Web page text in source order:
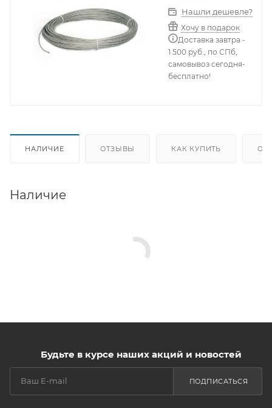
Нашли дешевле?
Хочу в подарок
Доставка завтра -
1 500 руб., по СПб,
самовывоз сегодня-
бесплатно!
НАЛИЧИЕ ОТЗЫВЫ КАК КУПИТЬ
Наличие
Будьте в курсе наших акций и новостей
ПОДПИСАТЬСЯ